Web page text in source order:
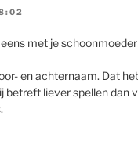
met je
en achternaam. Dat
betreft liever spellen dan